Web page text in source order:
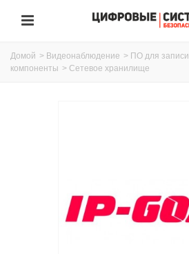
Домой > Видеонаблюдение > ПО для записи
компоненты > Сетевое хранилище